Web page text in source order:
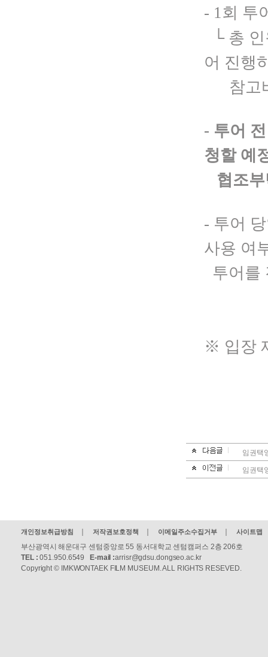
- 1회 투
└ 총
어 진행
참고
- 투어
청할 예
협조부
- 투어
사용 여
투어를
※ 입장
임권택
임권택
개인정보취급방침 저작권보호정책 이메일주소수집거부 사이트맵
부산광역시 해운대구 센텀중앙로 55 동서대학교 센텀캠퍼스 2층 206호
TEL : 051.950.6549 E-mail :arrisr@gdsu.dongseo.ac.kr
Copyright © IMKWONTAEK FILM MUSEUM. ALL RIGHTS RESEVED.